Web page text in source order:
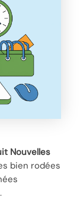
Nouvelles
bien rodées